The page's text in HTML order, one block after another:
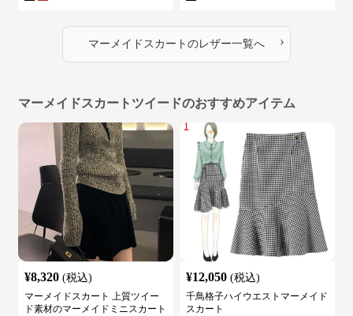
マーメイドスカート のレザー一覧へ ›
マーメイドスカートツイードのおすすめアイテム
¥8,320 (税込)
マーメイドスカート 上質ツイー
ド素材のマーメイドミニスカート
¥12,050 (税込)
千鳥格子ハイウエストマーメイド
スカート